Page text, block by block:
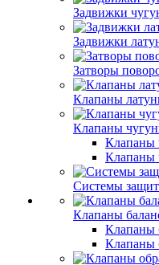
Задвижки
Задвижки
Затворы
Клапаны
Клапаны
Клапаны
Клапаны
Системы
Клапаны
Клапаны
Клапаны